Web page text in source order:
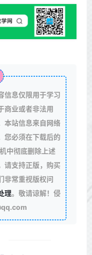
信息仅限用于学习
商业或者非法用
本站信息来自网络
您必须在下载后的
中彻底删除上述
请支持正版，购买
非常重视版权问
理。敬请谅解！侵